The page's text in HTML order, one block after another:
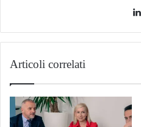
Articoli correlati